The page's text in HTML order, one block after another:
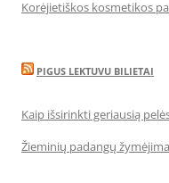
Korėjietiškos kosmetikos
PIGUS LEKTUVU BILIETAI
Kaip išsirinkti geriausią
Žieminių padangų